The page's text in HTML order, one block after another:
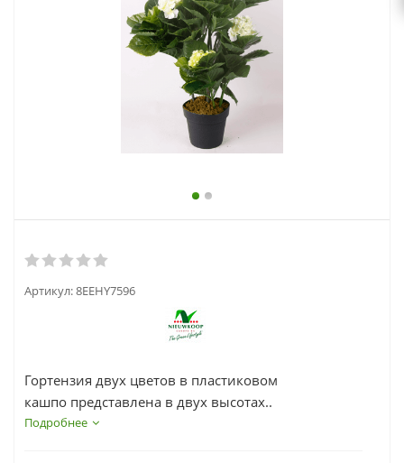
zakaz@topcvetok.ru
Артикул:8EEHY7596
Гортензия двух цветов в пластиковом
кашпо представлена в двух высотах..
Подробнее